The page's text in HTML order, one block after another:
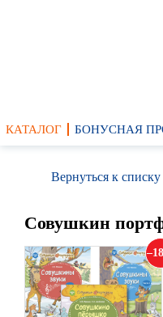
КАТАЛОГ БОНУСНАЯ
Вернуться к
Совушкин
18